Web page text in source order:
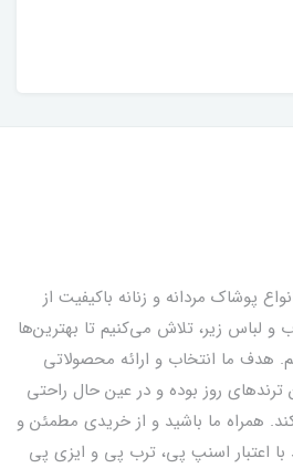
پوشاک مردانه و زنانه باکیفیت از
لباس زیر، تلاش می‌کنیم تا بهترین‌ها
هدف ما انتخاب و ارائه محصولاتی
روز بوده و در عین حال راحتی
همراه ما باشید و از خریدی مطمئن و
اعتبار اسنپ پی، ترب پی و ایزی پی